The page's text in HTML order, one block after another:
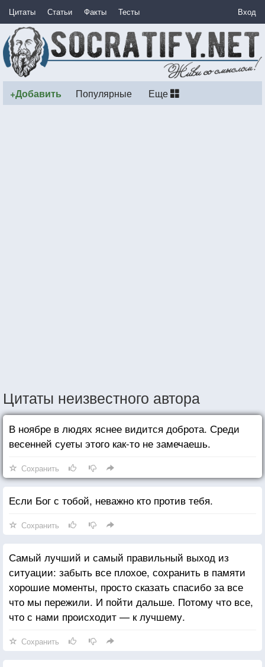
Цитаты Статьи Факты Тесты Вход
+Добавить Популярные Еще
Цитаты неизвестного автора
В ноябре в людях яснее видится доброта. Среди
весенней суеты этого как-то не замечаешь.
Сохранить
Если Бог с тобой, неважно кто против тебя.
Сохранить
Самый лучший и самый правильный выход из
ситуации: забыть все плохое, сохранить в памяти
хорошие моменты, просто сказать спасибо за все
что мы пережили. И пойти дальше. Потому что все,
что с нами происходит — к лучшему.
Сохранить